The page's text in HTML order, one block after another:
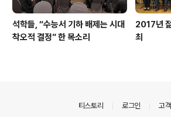
석학들, “수능서 기하 배제는 시대
착오적 결정” 한 목소리
2017년
최
티스토리 로그인 고